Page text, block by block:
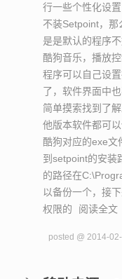
行一些个性化设
不装Setpoint，那
是是默认的程序
酷狗音乐，播放
程序可以自己设
了，软件界面中
简单摸索找到了
他版本软件都可
酷狗对应的exe文
到setpoint的安装
的路径在
以备份一个，接
权限的
阅读全文
posted @ 2014-